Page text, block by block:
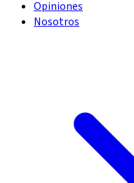
Opiniones
Nosotros